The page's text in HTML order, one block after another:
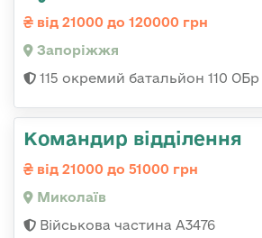
від 21000 до 120000 грн
Запоріжжя
115 окремий батальйон 110
Командир відділення
від 21000 до 51000 грн
Миколаїв
Військова частина А3476